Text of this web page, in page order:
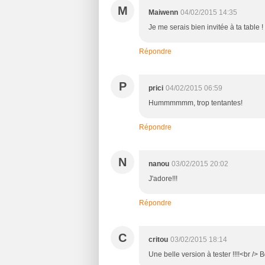
M Maiwenn 04/02/2015 14:35
Je me serais bien invitée à ta table !
Répondre
P prici 04/02/2015 06:59
Hummmmmm, trop tentantes!
Répondre
N nanou 03/02/2015 20:02
J'adore!!!
Répondre
C critou 03/02/2015 18:14
Une belle version à tester !!!!<br />